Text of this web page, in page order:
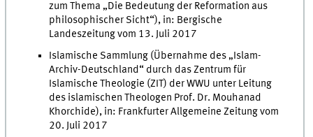
zum Thema „Die Bedeutung der Reformation aus
philosophischer Sicht“), in: Bergische
Landeszeitung vom 13. Juli 2017
Islamische Sammlung (Übernahme des „Islam-
Archiv-Deutschland“ durch das Zentrum für
Islamische Theologie (ZIT) der WWU unter Leitung
des islamischen Theologen Prof. Dr. Mouhanad
Khorchide), in: Frankfurter Allgemeine Zeitung vom
20. Juli 2017